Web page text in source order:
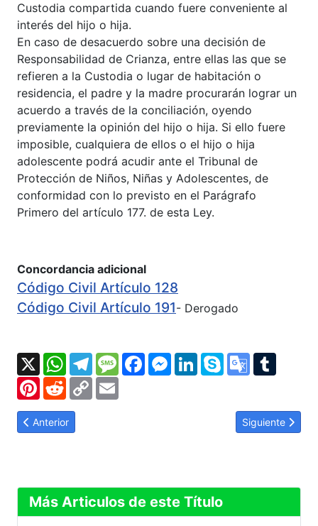
Custodia compartida cuando fuere conveniente al
interés del hijo o hija.
En caso de desacuerdo sobre una decisión de
Responsabilidad de Crianza, entre ellas las que se
refieren a la Custodia o lugar de habitación o
residencia, el padre y la madre procurarán lograr un
acuerdo a través de la conciliación, oyendo
previamente la opinión del hijo o hija. Si ello fuere
imposible, cualquiera de ellos o el hijo o hija
adolescente podrá acudir ante el Tribunal de
Protección de Niños, Niñas y Adolescentes, de
conformidad con lo previsto en el Parágrafo
Primero del artículo 177. de esta Ley.
Concordancia adicional
Código Civil Artículo 128
Código Civil Artículo 191- Derogado
X WhatsApp
TelegramMessageFacebook
Messenger
LinkedInSkypeGoogle
PinterestRedditCopy
Artículo anterior: LOPNNA Artículo 358: Contenido de la
Anterior Artículo
Siguiente
Más Articulos de este Título